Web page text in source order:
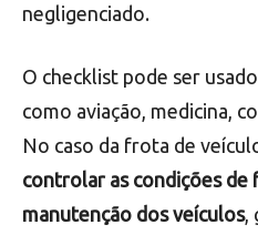
negligenciado.
O checklist pode ser
como aviação, medicina,
No caso da frota de
controlar as condições de
manutenção dos veículos,